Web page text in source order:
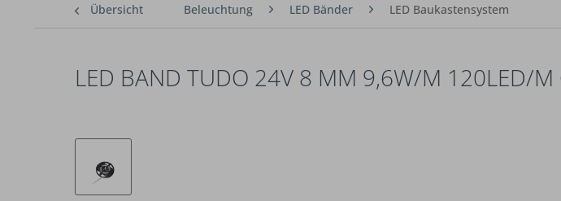
Übersicht Beleuchtung LED Bänder LED Baukastensystem
LED BAND TUDO 24V 8 MM 9,6W/M 120LED/